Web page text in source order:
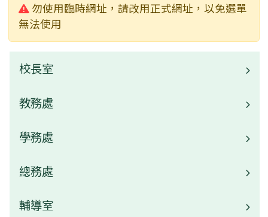
警告:
勿使用臨時網址，請改用正式網址，以免選單
無法使用
校長室
校長介紹
教務處
業務職掌
校園公告
常用連結
學務處
業務職掌
校園公告
總務處
業務職掌
輔導室